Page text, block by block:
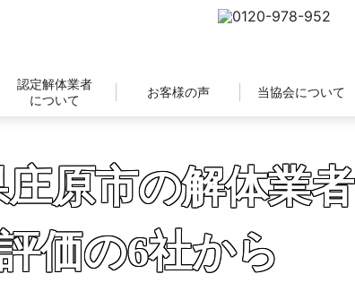
認定解体業者
について
お客様の声 当協会について
原市の解体業者
価の6社から